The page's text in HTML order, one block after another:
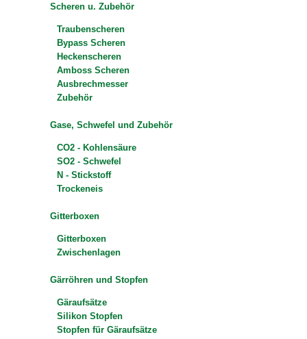
Scheren u. Zubehör
Traubenscheren
Bypass Scheren
Heckenscheren
Amboss Scheren
Ausbrechmesser
Zubehör
Gase, Schwefel und Zubehör
CO2 - Kohlensäure
SO2 - Schwefel
N - Stickstoff
Trockeneis
Gitterboxen
Gitterboxen
Zwischenlagen
Gärröhren und Stopfen
Gäraufsätze
Silikon Stopfen
Stopfen für Gäraufsätze